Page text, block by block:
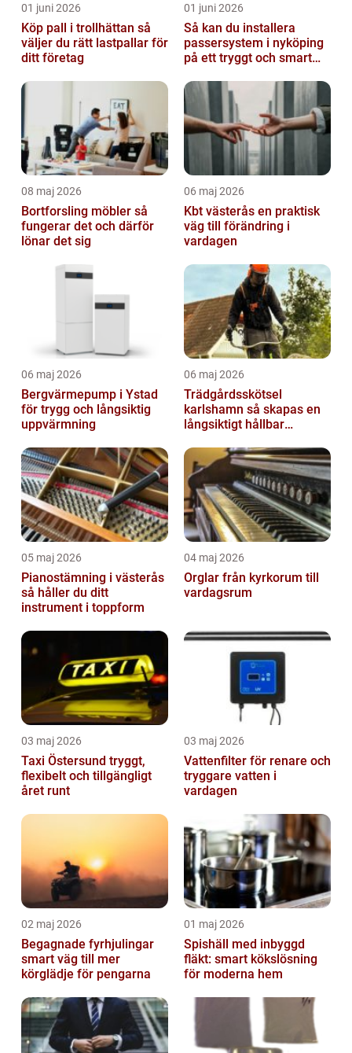
01 juni 2026
Köp pall i trollhättan så
väljer du rätt lastpallar för
ditt företag
01 juni 2026
Så kan du installera
passersystem i nyköping
på ett tryggt och smart
08 maj 2026
Bortforsling möbler så
fungerar det och därför
lönar det sig
06 maj 2026
Kbt västerås en praktisk
väg till förändring i
vardagen
06 maj 2026
Bergvärmepump i Ystad
för trygg och långsiktig
uppvärmning
06 maj 2026
Trädgårdsskötsel
karlshamn så skapas en
långsiktigt hållbar
05 maj 2026
Pianostämning i västerås
så håller du ditt
instrument i toppform
04 maj 2026
Orglar från kyrkorum till
vardagsrum
03 maj 2026
Taxi Östersund tryggt,
flexibelt och tillgängligt
året runt
03 maj 2026
Vattenfilter för renare och
tryggare vatten i
vardagen
02 maj 2026
Begagnade fyrhjulingar
smart väg till mer
körglädje för pengarna
01 maj 2026
Spishäll med inbyggd
fläkt: smart kökslösning
för moderna hem